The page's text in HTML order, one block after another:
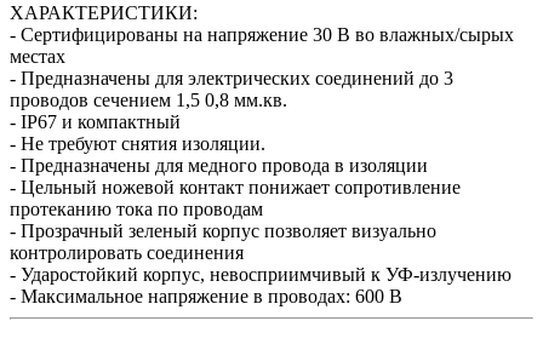
ХАРАКТЕРИСТИКИ:
- Сертифицированы на напряжение 30 В во влажных/сырых
местах
- Предназначены для электрических соединений до 3
проводов сечением 1,5 0,8 мм.кв.
- IP67 и компактный
- Не требуют снятия изоляции.
- Предназначены для медного провода в изоляции
- Цельный ножевой контакт понижает сопротивление
протеканию тока по проводам
- Прозрачный зеленый корпус позволяет визуально
контролировать соединения
- Ударостойкий корпус, невосприимчивый к УФ-излучению
- Максимальное напряжение в проводах: 600 В